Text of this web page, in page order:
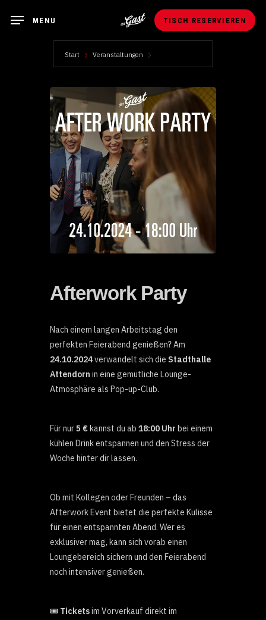
TISCH RESERVIEREN
MENU
Start Veranstaltungen
Afterwork Party
Nach einem langen Arbeitstag den
perfekten Feierabend genießen? Am
24.10.2024verwandelt sich die Stadthalle
Attendorn in eine gemütliche Lounge-
Atmosphäre als Pop-up-Club.
Für nur5 €kannst du ab 18:00 Uhr bei einem
kühlen Drink entspannen und den Stress der
Woche hinter dir lassen.
Ob mit Kollegen oder Freunden – das
Afterwork Event bietet die perfekte Kulisse
für einen entspannten Abend. Wer es
exklusiver mag, kann sich vorab einen
Loungebereich sichern und den Feierabend
noch intensiver genießen.
🎟️ Ticketsim Vorverkauf direkt im